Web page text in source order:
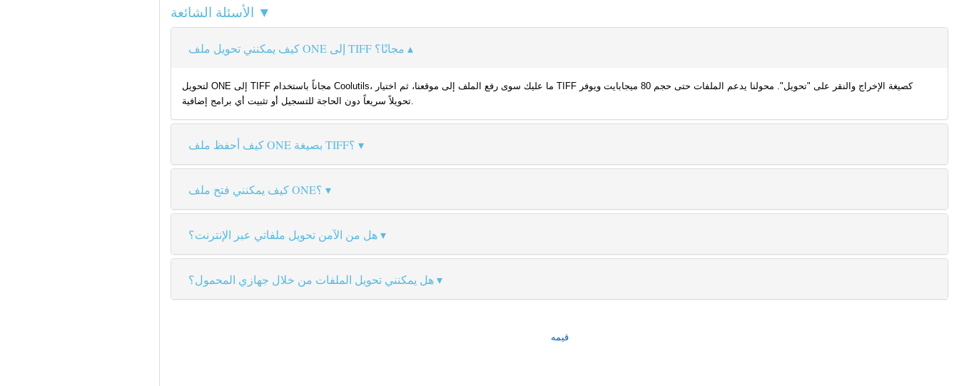
الأسئلة الشائعة ▼
كيف يمكنني تحويل ملف ONE إلى TIFF مجانًا؟
لتحويل ONE إلى TIFF مجاناً باستخدام Coolutils، ما عليك سوى رفع الملف إلى موقعنا، ثم اختيار TIFF كصيغة الإخراج والنقر على "تحويل". محولنا يدعم الملفات حتى حجم 80 ميجابايت ويوفر
تحويلاً سريعاً دون الحاجة للتسجيل أو تثبيت أي برامج إضافية.
كيف أحفظ ملف ONE بصيغة TIFF؟
كيف يمكنني فتح ملف ONE؟
هل من الآمن تحويل ملفاتي عبر الإنترنت؟
هل يمكنني تحويل الملفات من خلال جهازي المحمول؟
قيمه